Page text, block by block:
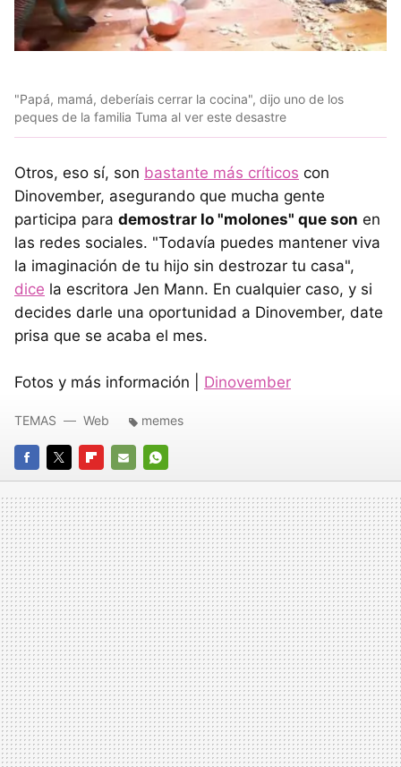
"Papá, mamá, deberíais cerrar la cocina", dijo uno de los
peques de la familia Tuma al ver este desastre
Otros, eso sí, son bastante más críticos con
Dinovember, asegurando que mucha gente
participa para demostrar lo "molones" que son en
las redes sociales. "Todavía puedes mantener viva
la imaginación de tu hijo sin destrozar tu casa",
dice la escritora Jen Mann. En cualquier caso, y si
decides darle una oportunidad a Dinovember, date
prisa que se acaba el mes.
Fotos y más información | Dinovember
FACEBOOK
TWITTERFLIPBOARD
E-
MAIL
WHATSAPP
TEMAS Web memes